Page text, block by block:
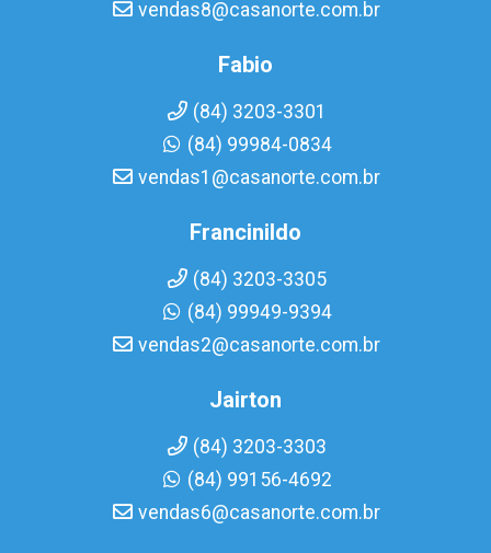
vendas8@casanorte.com.br
Fabio
(84) 3203-3301
(84) 99984-0834
vendas1@casanorte.com.br
Francinildo
(84) 3203-3305
(84) 99949-9394
vendas2@casanorte.com.br
Jairton
(84) 3203-3303
(84) 99156-4692
vendas6@casanorte.com.br